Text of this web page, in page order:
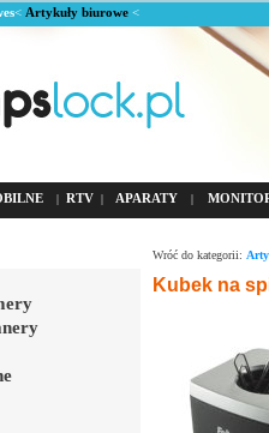
< Artykuły biurowe <
| RTV | APARATY |
Wróć do kategorii:
Kubek na